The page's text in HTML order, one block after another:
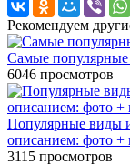
Рекомендуем
Самые популярные
6046 просмотров
Популярные виды и
описанием: фото +
3115 просмотров